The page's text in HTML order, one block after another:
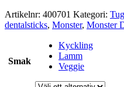
Artikelnr: 400701 Kategori:
dentalsticks, Monster, Monster
Smak
Kyckling
Lamm
Veggie